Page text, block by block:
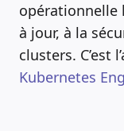
opérationnelle
à jour, à la
clusters. C’est
Kubernetes